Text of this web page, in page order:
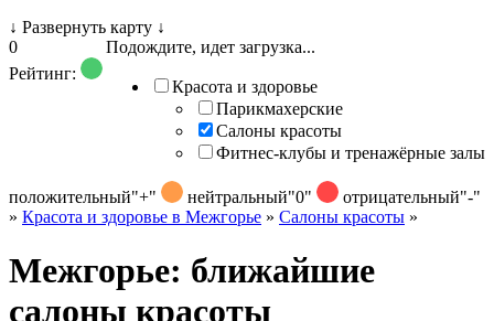
↓ Развернуть карту ↓
Подождите, идет загрузка...
Красота и здоровье
Парикмахерские
Салоны красоты
Фитнес-клубы и тренажёрные залы
0
Рейтинг:
положительный"+" нейтральный"0" отрицательный"-"
» Красота и здоровье в Межгорье » Салоны красоты »
Межгорье: ближайшие
салоны красоты